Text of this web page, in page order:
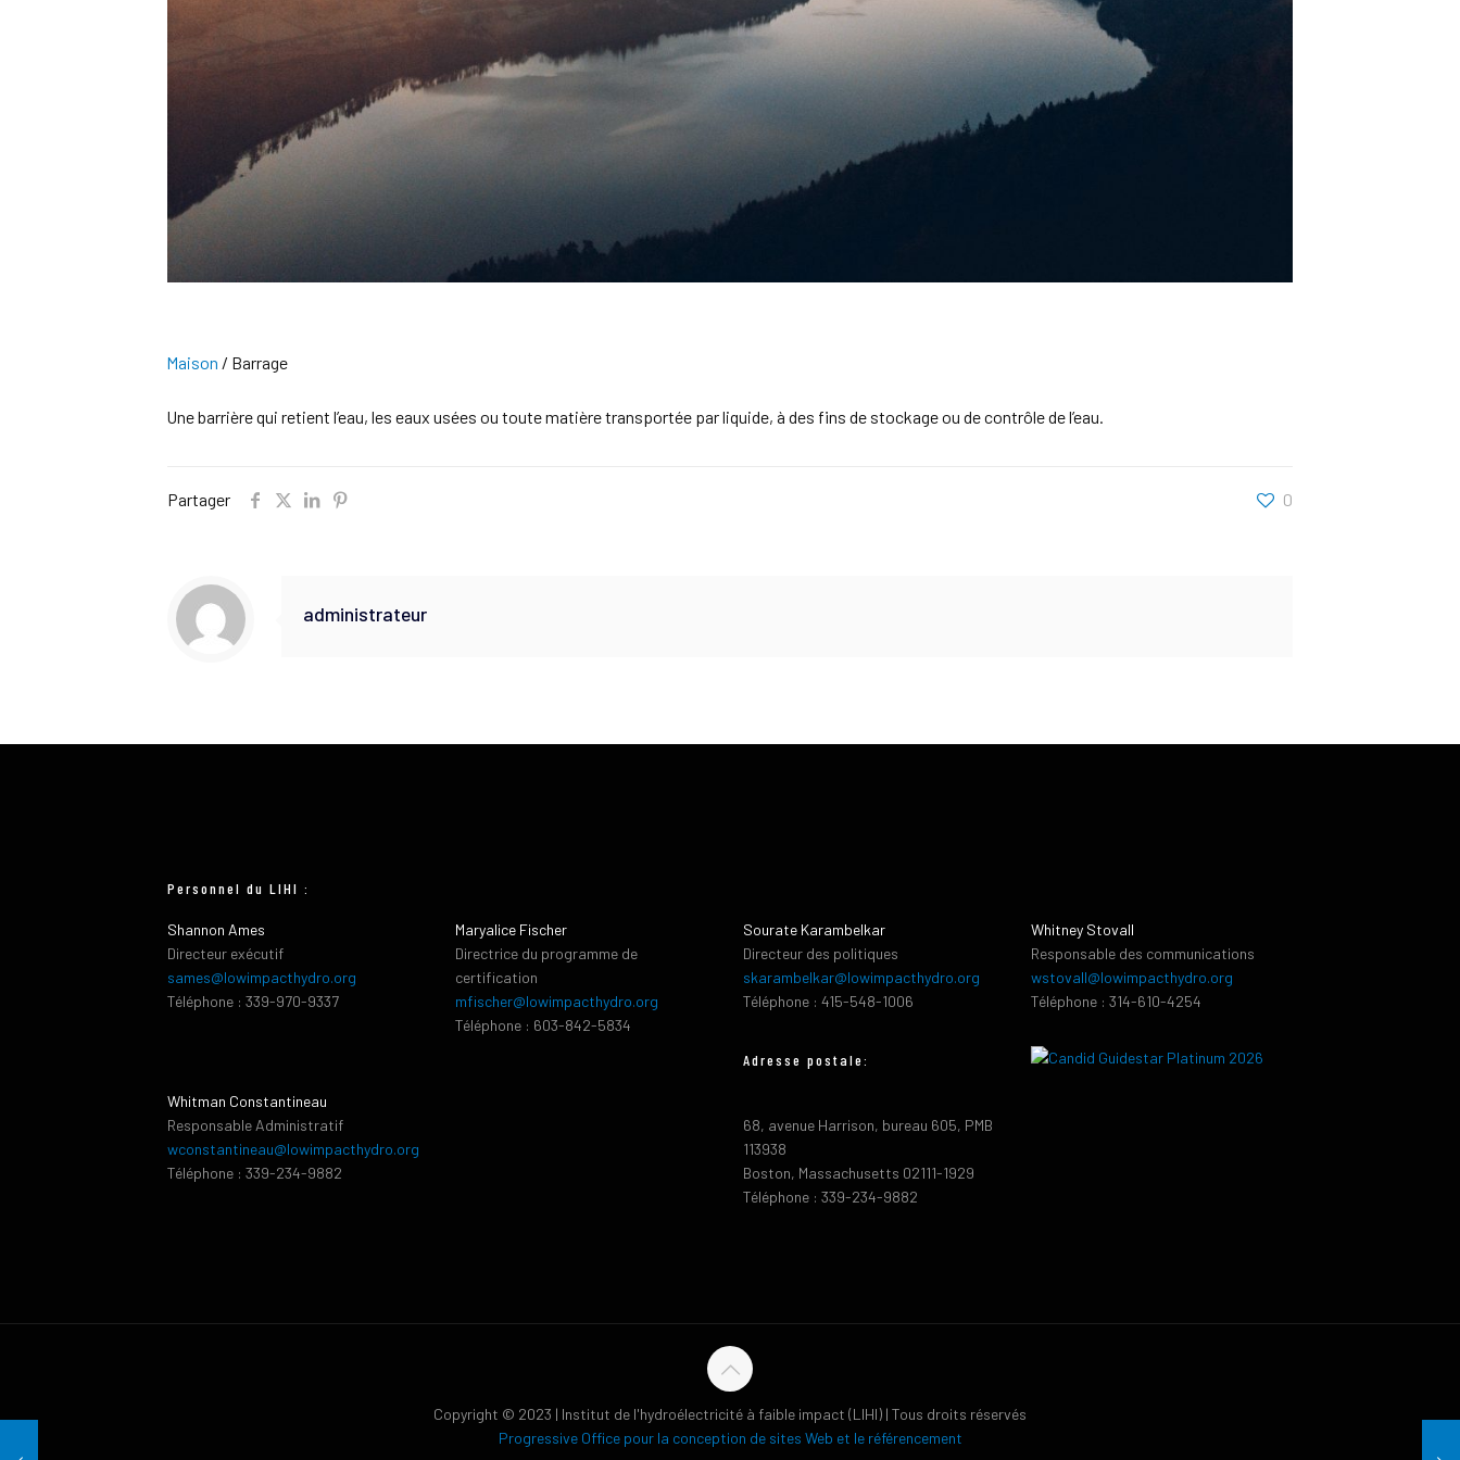
Maison / Barrage
Une barrière qui retient l’eau, les eaux usées ou toute matière transportée par liquide, à des fins de stockage ou de contrôle de l’eau.
Partager 0
administrateur
Personnel du LIHI :
Shannon Ames
Directeur exécutif
sames@lowimpacthydro.org
Téléphone : 339-970-9337
Whitman Constantineau
Responsable Administratif
wconstantineau@lowimpacthydro.org
Téléphone : 339-234-9882
Maryalice Fischer
Directrice du programme de
certification
mfischer@lowimpacthydro.org
Téléphone : 603-842-5834
Sourate Karambelkar
Directeur des politiques
skarambelkar@lowimpacthydro.org
Téléphone : 415-548-1006
Adresse postale:
68, avenue Harrison, bureau 605, PMB
113938
Boston, Massachusetts 02111-1929
Téléphone : 339-234-9882
Whitney Stovall
Responsable des communications
wstovall@lowimpacthydro.org
Téléphone : 314-610-4254
Copyright © 2023 | Institut de l'hydroélectricité à faible impact (LIHI) | Tous droits réservés
Progressive Office pour la conception de sites Web et le référencement